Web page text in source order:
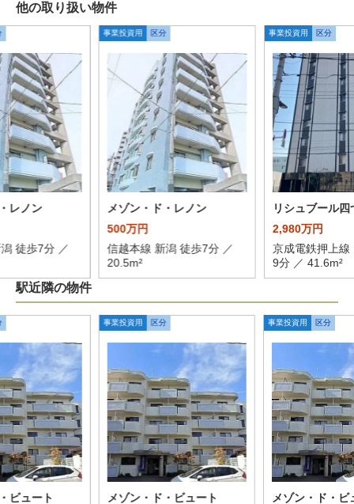
他の取り扱い物件
レノン
徒歩7分 ／
事業投資用 区分
メゾン・ド・レノン
500万円
信越本線 新潟 徒歩7分 ／
20.5m²
事業投資用 区分
リシュブール四
2,980万円
京成電鉄押上線
9分 ／ 41.6m²
駅近隣の物件
ビュート
事業投資用 区分
メゾン・ド・ビュート
事業投資用 区分
メゾン・ド・ビ